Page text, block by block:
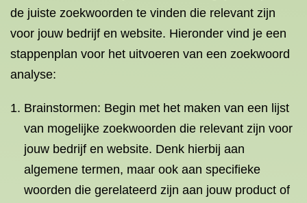
de juiste zoekwoorden te vinden die relevant zijn
voor jouw bedrijf en website. Hieronder vind je een
stappenplan voor het uitvoeren van een zoekwoord
analyse:
Brainstormen: Begin met het maken van een lijst
van mogelijke zoekwoorden die relevant zijn voor
jouw bedrijf en website. Denk hierbij aan
algemene termen, maar ook aan specifieke
woorden die gerelateerd zijn aan jouw product of